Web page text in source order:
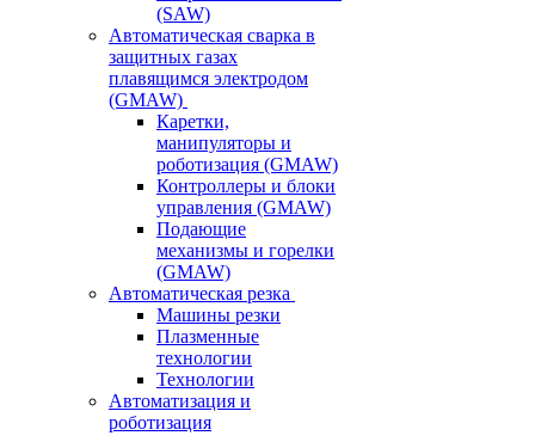
(SAW)
Автоматическая сварка в
защитных газах
плавящимся электродом
(GMAW)
Каретки,
манипуляторы и
роботизация (GMAW)
Контроллеры и блоки
управления (GMAW)
Подающие
механизмы и горелки
(GMAW)
Автоматическая резка
Машины резки
Плазменные
технологии
Технологии
Автоматизация и
роботизация